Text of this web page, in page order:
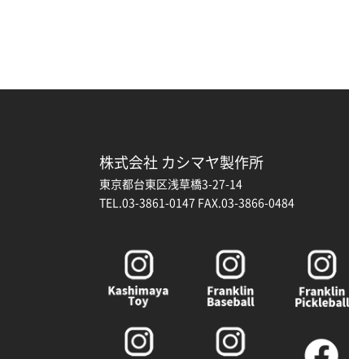
株式会社 カシマヤ製作所
東京都台東区浅草橋3-27-14
TEL.03-3861-0147 FAX.03-3866-0484